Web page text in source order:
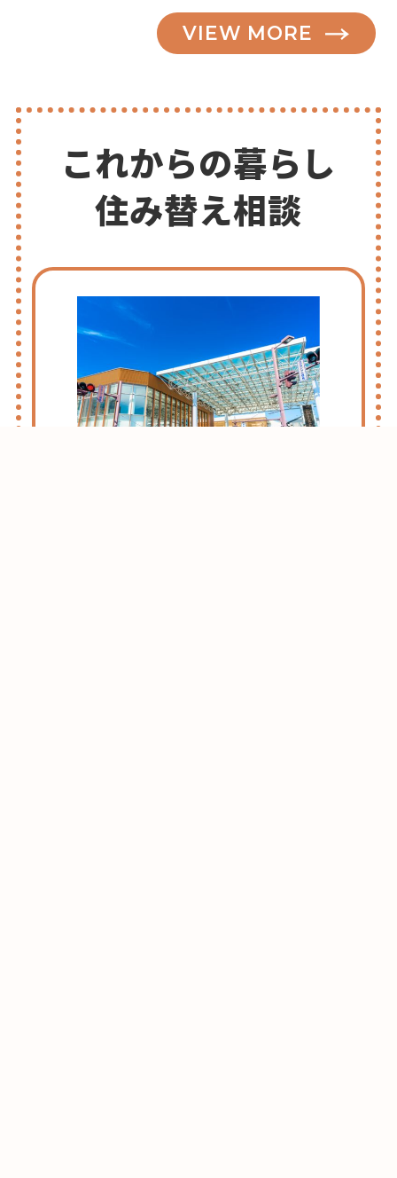
VIEW MORE
これからの暮らし
住み替え相談